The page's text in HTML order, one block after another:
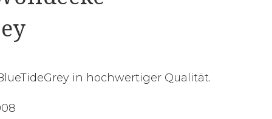
in hochwertiger Qualität.